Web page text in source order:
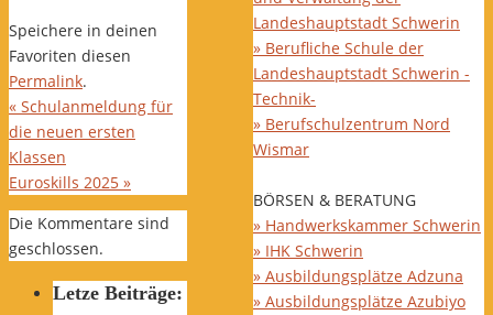
Speichere in deinen
Favoriten diesen
Permalink.
« Schulanmeldung für
die neuen ersten
Klassen
Euroskills 2025 »
Die Kommentare sind
geschlossen.
Letze Beiträge:
Landeshauptstadt Schwerin
» Berufliche Schule der
Landeshauptstadt Schwerin -
Technik-
» Berufschulzentrum Nord
Wismar
BÖRSEN & BERATUNG
» Handwerkskammer Schwerin
» IHK Schwerin
» Ausbildungsplätze Adzuna
» Ausbildungsplätze Azubiyo